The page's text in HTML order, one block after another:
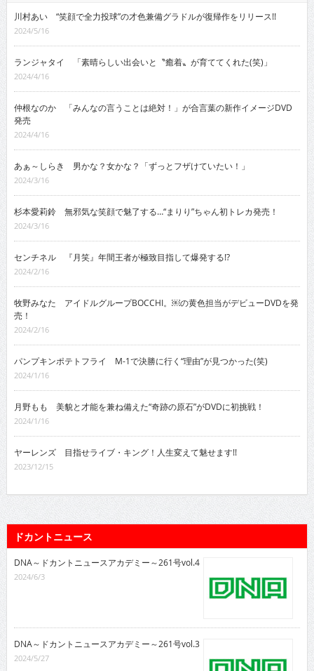
川村あい “笑顔で全力投球”の才色兼備グラドルが復帰作をリリース!!
2024/5/16
ランジャタイ 「素晴らしい出会いと〝癒着〟が育ててくれた(笑)」
2024/4/16
仲根なのか 「みんなの言うことは絶対！」が合言葉の新作イメージDVD
発売
2024/4/16
あぁ～しらき 男かな？女かな？「ずっとフザけていたい！」
2024/3/16
杉本愛莉鈴 無邪気な笑顔で魅了する…“まりり”ちゃん初トレカ発売！
2024/3/16
センチネル 『月笑』年間王者が極致目指して爆発する!?
2024/2/16
牧野みなた アイドルグループBOCCHI。￼の黄色担当がデビューDVDを発
売！
2024/2/16
パンプキンポテトフライ M-1で決勝に行く“理由”が見つかった(笑)
2024/1/16
月野もも 美貌と才能を兼ね備えた“奇跡の原石”がDVDに初挑戦！
2024/1/16
ヤーレンズ 目指せライブ・キング！人生変えて魅せます!!
2023/12/15
ドカントニュース
DNA～ドカントニュースアカデミー～261号vol.4
2024/6/3
DNA～ドカントニュースアカデミー～261号vol.3
2024/5/27